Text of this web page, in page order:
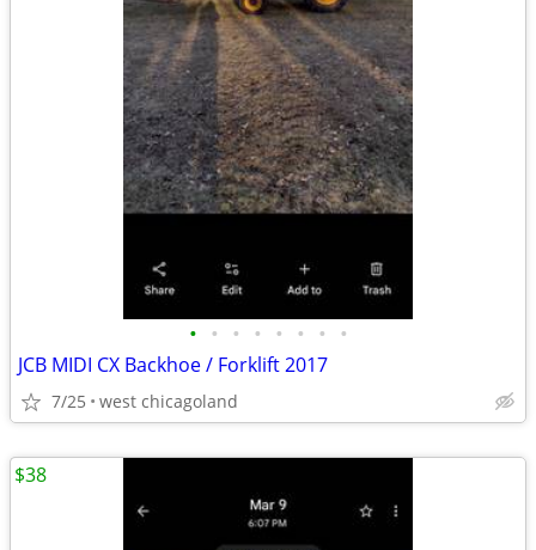
• • • • • • • •
JCB MIDI CX Backhoe / Forklift 2017
7/25 west chicagoland
$38